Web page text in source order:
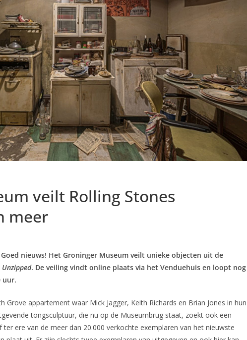
veilt Rolling Stones
meer
nieuws! Het Groninger Museum veilt unieke objecten uit de
Unzipped. De veiling vindt online plaats via het Venduehuis en loopt nog
uur.
Grove appartement waar Mick Jagger, Keith Richards en Brian Jones in hun
tongsculptuur, die nu op de Museumbrug staat, zoekt ook een
ter ere van de meer dan 20.000 verkochte exemplaren van het nieuwste